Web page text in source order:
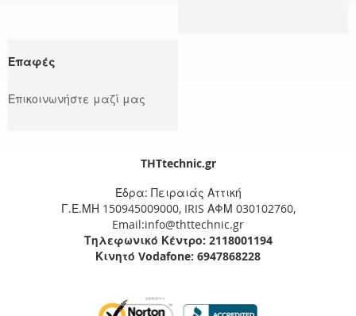
Επαφές
Επικοινωνήστε μαζί μας
THTtechnic.gr
Έδρα: Πειραιάς Αττική
Γ.Ε.ΜΗ 150945009000, IRIS ΑΦΜ 030102760,
Email:info@thttechnic.gr
Τηλεφωνικό Κέντρο: 2118001194
Κινητό Vodafone: 6947868228